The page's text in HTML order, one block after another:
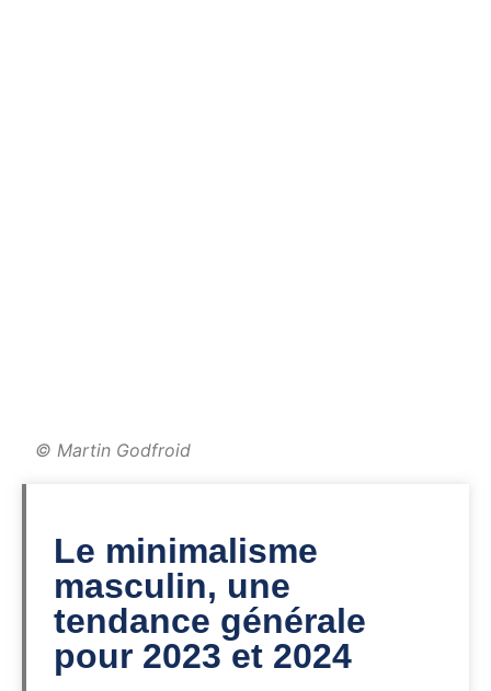
Le minimalisme
masculin, une
tendance générale
pour 2023 et 2024
© Martin Godfroid